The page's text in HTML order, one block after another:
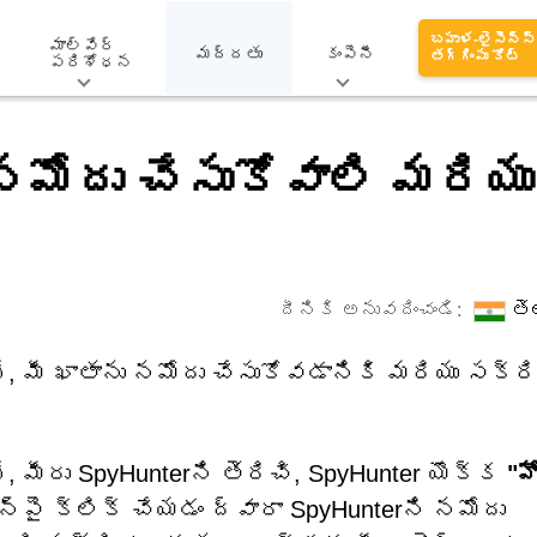
మాల్వేర్
పరిశోధన
మద్దతు కంపెనీ
బహుళ-లైసెన్స్
తగ్గింపు కోట్
చేసుకోవాలి మరియు
దీనికి అనువదించండి:
మీ ఖాతాను నమోదు చేసుకోవడానికి మరియు
మీరు SpyHunterని తెరిచి, SpyHunter యొక్క
క్లిక్ చేయడం ద్వారా SpyHunterని నమోదు